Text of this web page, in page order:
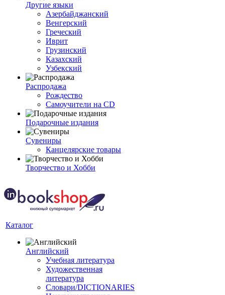
Другие языки
Азербайджанский
Венгерский
Греческий
Иврит
Грузинский
Казахский
Узбекский
Распродажа
Рождество
Самоучители на CD
Подарочные издания
Сувениры
Канцелярские товары
Творчество и Хобби
Каталог
Английский
Учебная литература
Художественная
литература
Словари/DICTIONARIES